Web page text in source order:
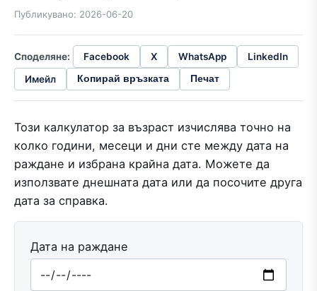
Публикувано: 2026-06-20
Споделяне: Facebook X WhatsApp
LinkedIn
Имейл
Копирай връзката Печат
Този калкулатор за възраст изчислява точно на
колко години, месеци и дни сте между дата на
раждане и избрана крайна дата. Можете да
използвате днешната дата или да посочите друга
дата за справка.
Дата на раждане